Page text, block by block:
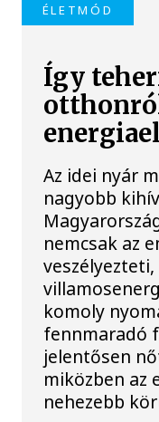
ÉLETMÓD
Így
Az idei nyár
nagyobb
nemcsak az
komoly
fennmaradó
jelentősen
miközben az
nehezebb